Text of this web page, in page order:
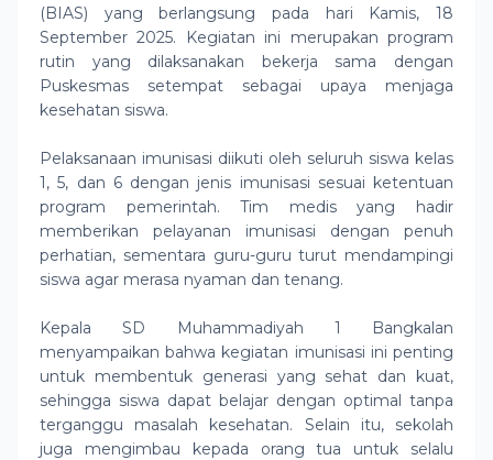
(BIAS) yang berlangsung pada hari Kamis, 18
September 2025. Kegiatan ini merupakan program
rutin yang dilaksanakan bekerja sama dengan
Puskesmas setempat sebagai upaya menjaga
kesehatan siswa.
Pelaksanaan imunisasi diikuti oleh seluruh siswa kelas
1, 5, dan 6 dengan jenis imunisasi sesuai ketentuan
program pemerintah. Tim medis yang hadir
memberikan pelayanan imunisasi dengan penuh
perhatian, sementara guru-guru turut mendampingi
siswa agar merasa nyaman dan tenang.
Kepala SD Muhammadiyah 1 Bangkalan
menyampaikan bahwa kegiatan imunisasi ini penting
untuk membentuk generasi yang sehat dan kuat,
sehingga siswa dapat belajar dengan optimal tanpa
terganggu masalah kesehatan. Selain itu, sekolah
juga mengimbau kepada orang tua untuk selalu